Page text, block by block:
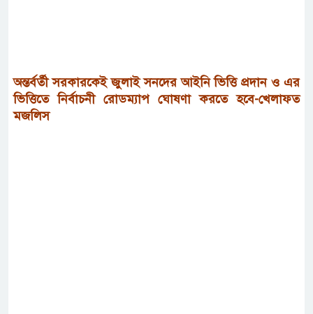
অন্তর্বর্তী সরকারকেই জুলাই সনদের আইনি ভিত্তি প্রদান ও এর
ভিত্তিতে নির্বাচনী রোডম্যাপ ঘোষণা করতে হবে-খেলাফত
মজলিস